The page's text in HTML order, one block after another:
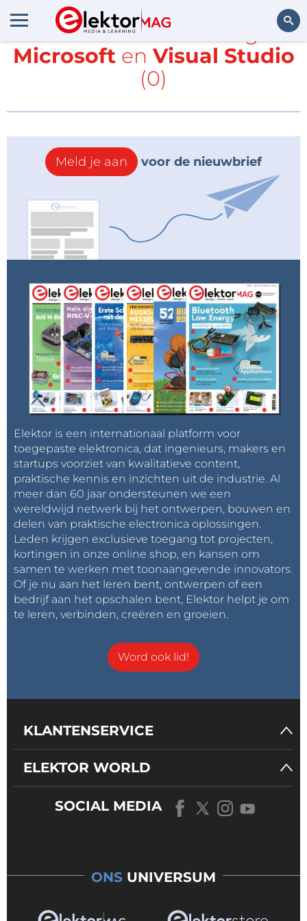
Zoeken
Alle items met de tags
Microsoften Visual Studio
(0)
Meld je aan voor de nieuwbrief
Elektor is een internationaal platform voor
toegepaste elektronica, dat ingenieurs, makers en
startups voorziet van kwalitatieve content,
praktische kennis en inzichten uit de industrie. Al
meer dan 60 jaar ondersteunen we een
wereldwijd netwerk bij het ontwerpen, bouwen en
delen van praktische electronica oplossingen.
Leden krijgen exclusieve toegang tot projecten,
kortingen in onze online shop, en kansen om
samen te werken met toonaangevende innovators.
Of je nu aan het leren bent, ontwerpen of een
bedrijf aan het opschalen bent, Elektor helpt je om
te leren, verbinden, creëren en groeien.
Word ook lid!
KLANTENSERVICE
ELEKTOR WORLD
SOCIAL MEDIA
ONS UNIVERSUM